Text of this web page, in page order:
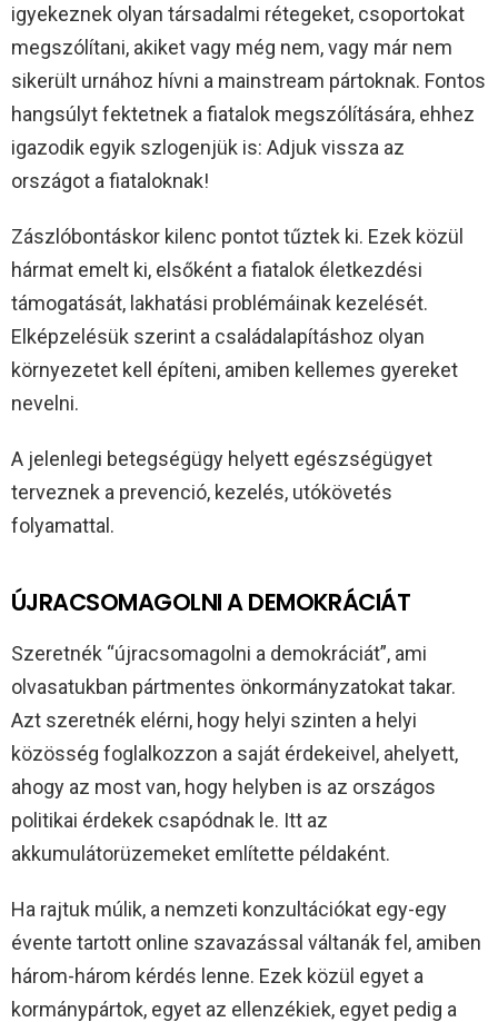
igyekeznek olyan társadalmi rétegeket, csoportokat
megszólítani, akiket vagy még nem, vagy már nem
sikerült urnához hívni a mainstream pártoknak. Fontos
hangsúlyt fektetnek a fiatalok megszólítására, ehhez
igazodik egyik szlogenjük is: Adjuk vissza az
országot a fiataloknak!
Zászlóbontáskor kilenc pontot tűztek ki. Ezek közül
hármat emelt ki, elsőként a fiatalok életkezdési
támogatását, lakhatási problémáinak kezelését.
Elképzelésük szerint a családalapításhoz olyan
környezetet kell építeni, amiben kellemes gyereket
nevelni.
A jelenlegi betegségügy helyett egészségügyet
terveznek a prevenció, kezelés, utókövetés
folyamattal.
ÚJRACSOMAGOLNI A DEMOKRÁCIÁT
Szeretnék “újracsomagolni a demokráciát”, ami
olvasatukban pártmentes önkormányzatokat takar.
Azt szeretnék elérni, hogy helyi szinten a helyi
közösség foglalkozzon a saját érdekeivel, ahelyett,
ahogy az most van, hogy helyben is az országos
politikai érdekek csapódnak le. Itt az
akkumulátorüzemeket említette példaként.
Ha rajtuk múlik, a nemzeti konzultációkat egy-egy
évente tartott online szavazással váltanák fel, amiben
három-három kérdés lenne. Ezek közül egyet a
kormánypártok, egyet az ellenzékiek, egyet pedig a